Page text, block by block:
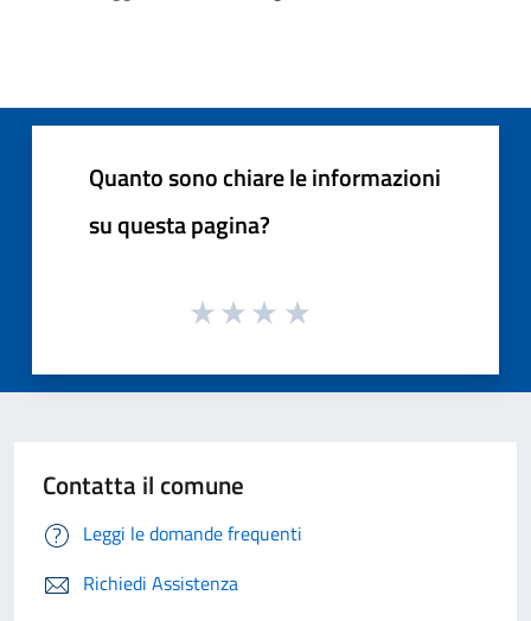
Quanto sono chiare le informazioni
su questa pagina?
Contatta il comune
Leggi le domande frequenti
Richiedi Assistenza